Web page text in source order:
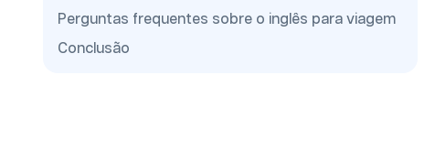
Perguntas frequentes sobre o inglês para viagem
Conclusão